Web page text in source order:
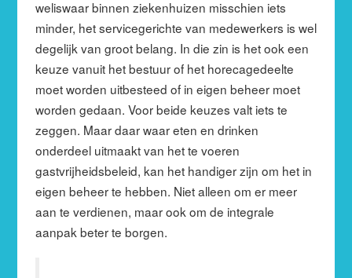
weliswaar binnen ziekenhuizen misschien iets
minder, het servicegerichte van medewerkers is wel
degelijk van groot belang. In die zin is het ook een
keuze vanuit het bestuur of het horecagedeelte
moet worden uitbesteed of in eigen beheer moet
worden gedaan. Voor beide keuzes valt iets te
zeggen. Maar daar waar eten en drinken
onderdeel uitmaakt van het te voeren
gastvrijheidsbeleid, kan het handiger zijn om het in
eigen beheer te hebben. Niet alleen om er meer
aan te verdienen, maar ook om de integrale
aanpak beter te borgen.